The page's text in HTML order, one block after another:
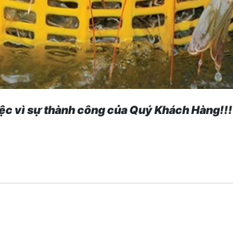
vì sự thành công của Quý Khách Hàng!!!